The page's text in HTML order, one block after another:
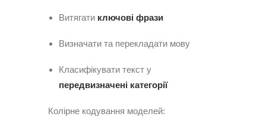
Витягати ключові фрази
Визначати та перекладати мову
Класифікувати текст у
передвизначені категорії
Колірне кодування моделей: